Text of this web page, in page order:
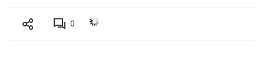
0